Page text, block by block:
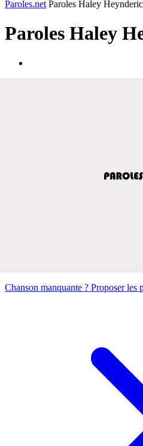
Paroles.net Paroles Haley
Paroles Haley
Chanson manquante ? Proposer les